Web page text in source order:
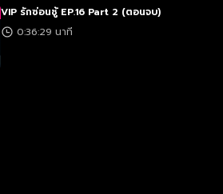
VIP รักซ่อนชู้ EP.16 Part 2 (ตอนจบ)
0:36:29 นาที